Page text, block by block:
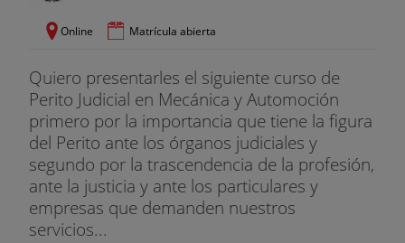
Online Matrícula abierta
Quiero presentarles el siguiente curso de
Perito Judicial en Mecánica y Automoción
primero por la importancia que tiene la figura
del Perito ante los órganos judiciales y
segundo por la trascendencia de la profesión,
ante la justicia y ante los particulares y
empresas que demanden nuestros
servicios...